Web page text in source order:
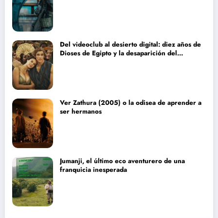
Del videoclub al desierto digital: diez años de
Dioses de Egipto y la desaparición del
Ver Zathura (2005) o la odisea de aprender a
ser hermanos
Jumanji, el último eco aventurero de una
franquicia inesperada